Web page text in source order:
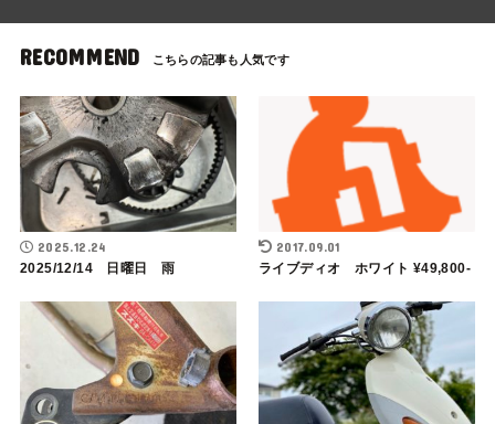
RECOMMEND
2025.12.24
2025/12/14 日曜日 雨
2017.09.01
ライブディオ ホワイト ¥49,800-